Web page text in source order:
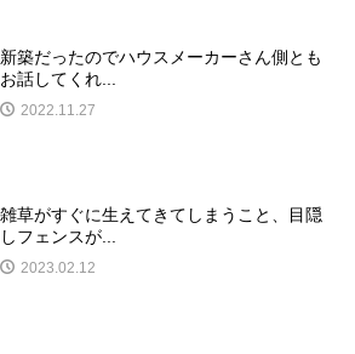
新築だったのでハウスメーカーさん側とも
お話してくれ...
2022.11.27
雑草がすぐに生えてきてしまうこと、目隠
しフェンスが...
2023.02.12